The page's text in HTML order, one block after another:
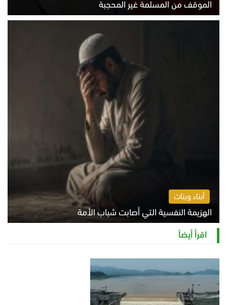
الموقف من المسلمة غير المحجبة
الخميس 6 أغسطس 2026 10:45 ص
أبناء وبنات
الهزيمة النفسية التي أصابت شباب الأمة
الخميس 6 أغسطس 2026 11:12 ص
اقرأ أيضاً